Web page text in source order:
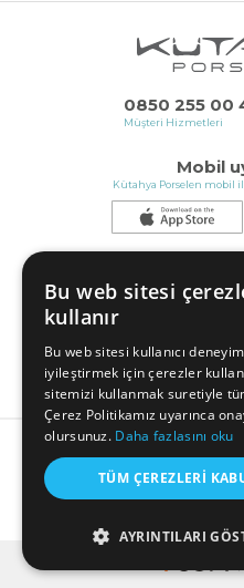
0850 255 00
Müşteri Hizmetleri
Mobil
Kütahya Porselen mobil
© COPYRIGHT
Bu web sitesi
kullanır
Bu web sitesi kullanıcı
iyileştirmek için çerezler
sitemizi kullanmak suretiyle
Çerez Politikamız uyarınca
olursunuz. Daha fazlasını oku
TÜM ÇEREZLERI
AYRINTILARI